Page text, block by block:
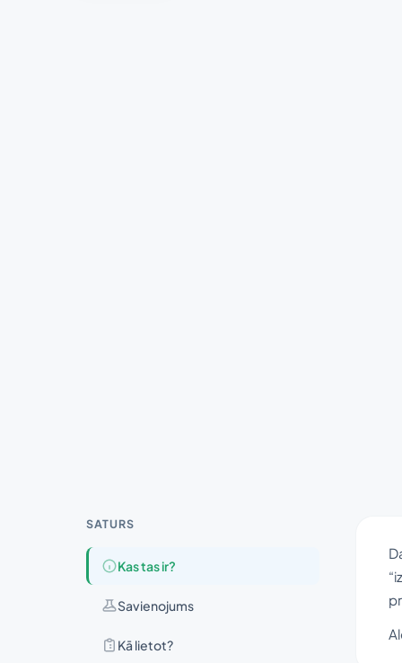
SATURS
Kas tas ir?
Savienojums
Kā lietot?